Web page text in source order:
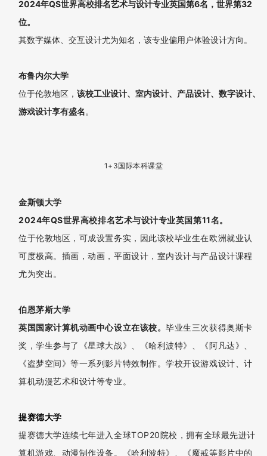
英国院校
伦敦艺术大学
QS世界高校排名艺术与设计专业常年稳居世界第2位。
全球顶尖的艺术院校，该校涌现了许多艺术领域的杰出人才，
位。
毕业生获得世界排名76位的格拉斯哥大学本科文凭。游戏与虚
拟现实、3维模型设计等专业深受学生喜爱。
伦敦大学金史密斯学院
2024年QS世界高校排名艺术与设计专业英国第4名，世界第21
是伦敦大学联盟的一份子，英国首屈一指的以艺术与设计、文化及
社会科学见长的学府。